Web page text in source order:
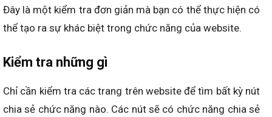
Đây là một kiểm tra đơn giản mà bạn có thể thực hiện có
thể tạo ra sự khác biệt trong chức năng của website.
Kiểm tra những gì
Chỉ cần kiểm tra các trang trên website để tìm bất kỳ nút
chia sẻ chức năng nào. Các nút sẽ có chức năng chia sẻ